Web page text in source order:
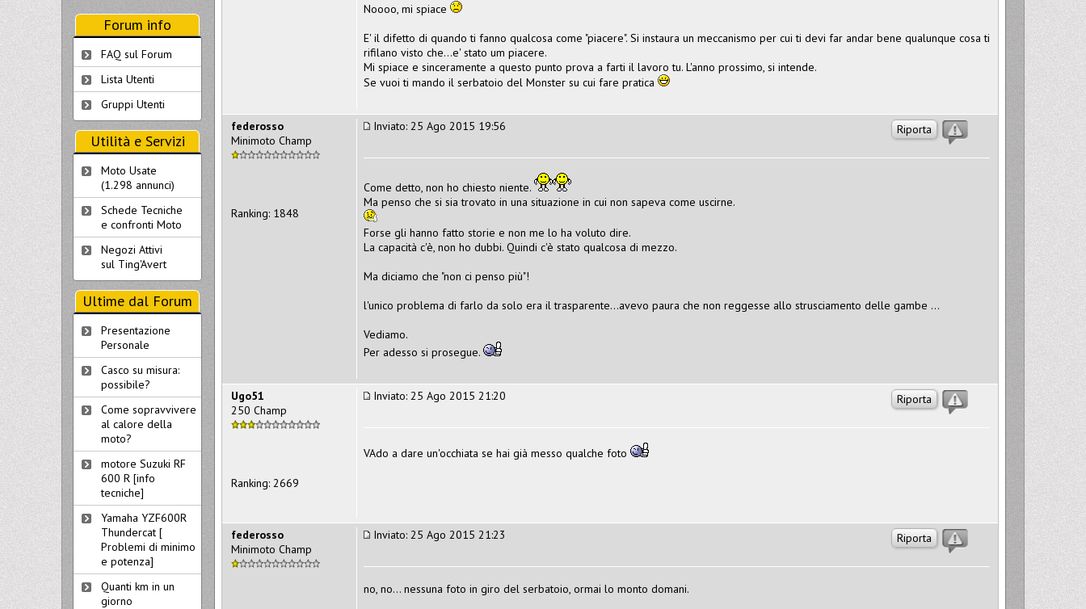
Noooo, mi spiace
E' il difetto di quando ti fanno qualcosa come "piacere". Si instaura un meccanismo per cui ti devi far andar bene qualunque cosa ti
rifilano visto che...e' stato um piacere.
Mi spiace e sinceramente a questo punto prova a farti il lavoro tu. L'anno prossimo, si intende.
Se vuoi ti mando il serbatoio del Monster su cui fare pratica
Riporta
Inviato: 25 Ago 2015 19:56
Come detto, non ho chiesto niente.
Ma penso che si sia trovato in una situazione in cui non sapeva come uscirne.
Forse gli hanno fatto storie e non me lo ha voluto dire.
La capacità c'è, non ho dubbi. Quindi c'è stato qualcosa di mezzo.
Ma diciamo che "non ci penso più"!
l'unico problema di farlo da solo era il trasparente...avevo paura che non reggesse allo strusciamento delle gambe ...
Vediamo.
Per adesso si prosegue.
federosso
Minimoto Champ
Ranking: 1848
Riporta
Inviato: 25 Ago 2015 21:20
VAdo a dare un'occhiata se hai già messo qualche foto
Ugo51
250 Champ
Ranking: 2669
Riporta
Inviato: 25 Ago 2015 21:23
no, no... nessuna foto in giro del serbatoio, ormai lo monto domani.
federosso
Minimoto Champ
Forum info
FAQ sul Forum
Lista Utenti
Gruppi Utenti
Utilità e Servizi
Moto Usate
(1.298 annunci)
Schede Tecniche
e confronti Moto
Negozi Attivi
sul Ting'Avert
Ultime dal Forum
Presentazione
Personale
Casco su misura:
possibile?
Come sopravvivere
al calore della
moto?
motore Suzuki RF
600 R [info
tecniche]
Yamaha YZF600R
Thundercat [
Problemi di minimo
e potenza]
Quanti km in un
giorno